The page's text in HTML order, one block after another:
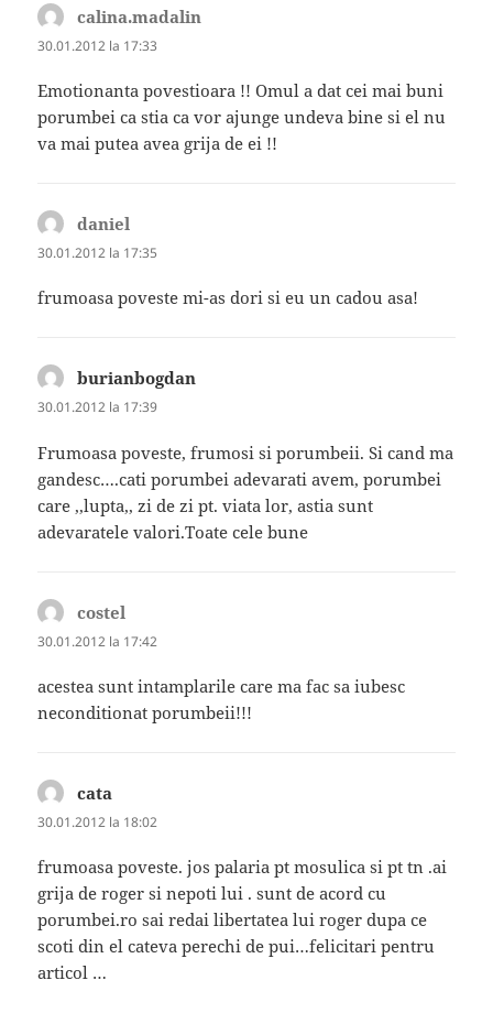
calina.madalin
30.01.2012 la 17:33
Emotionanta povestioara !! Omul a dat cei mai buni
porumbei ca stia ca vor ajunge undeva bine si el nu
va mai putea avea grija de ei !!
daniel
30.01.2012 la 17:35
frumoasa poveste mi-as dori si eu un cadou asa!
burianbogdan
30.01.2012 la 17:39
Frumoasa poveste, frumosi si porumbeii. Si cand ma
gandesc….cati porumbei adevarati avem, porumbei
care ,,lupta,, zi de zi pt. viata lor, astia sunt
adevaratele valori.Toate cele bune
costel
30.01.2012 la 17:42
acestea sunt intamplarile care ma fac sa iubesc
neconditionat porumbeii!!!
cata
30.01.2012 la 18:02
frumoasa poveste. jos palaria pt mosulica si pt tn .ai
grija de roger si nepoti lui . sunt de acord cu
porumbei.ro sai redai libertatea lui roger dupa ce
scoti din el cateva perechi de pui…felicitari pentru
articol …